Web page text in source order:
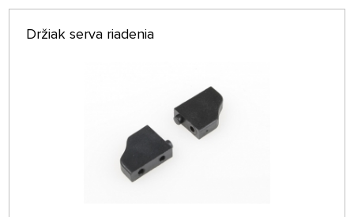
Držiak serva riadenia